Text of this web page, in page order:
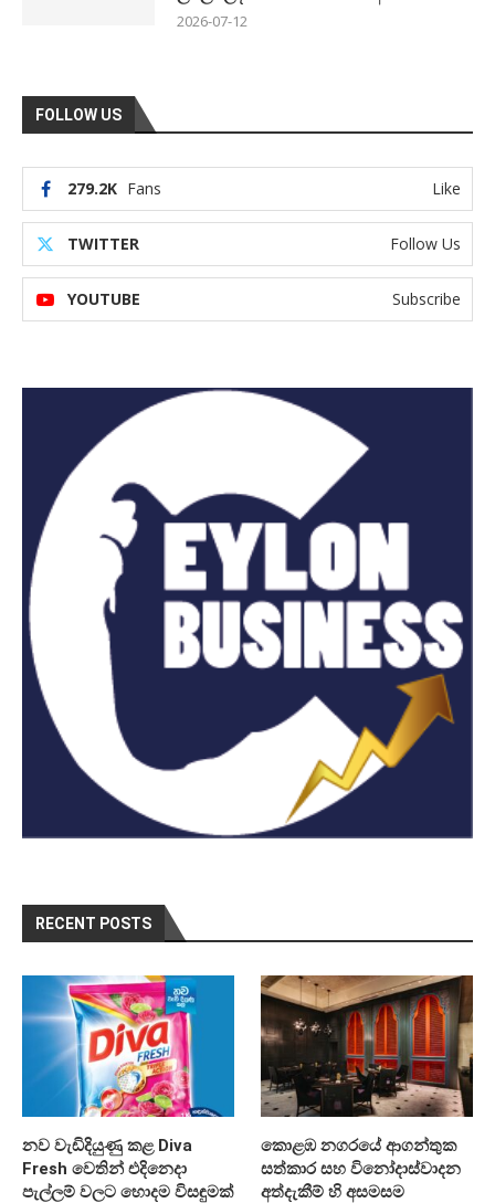
2026-07-12
FOLLOW US
279.2K Fans Like
TWITTER Follow Us
YOUTUBE Subscribe
RECENT POSTS
නව වැඩිදියුණු කළ Diva
Fresh වෙතින් එදිනෙදා
පැල්ලම් වලට හොදම විසඳුමක්
කොළඹ නගරයේ ආගන්තුක
සත්කාර සහ විනෝදාස්වාදන
අත්දැකීම් හි අසමසම